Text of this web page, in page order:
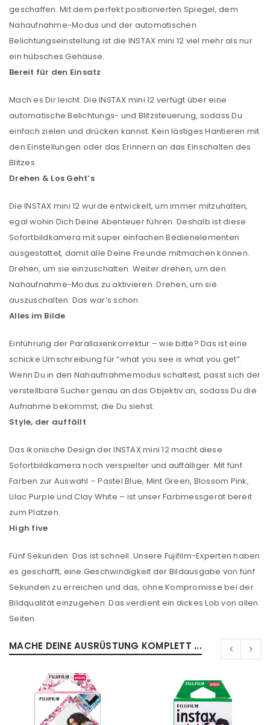
Passwort*
geschaffen. Mit dem perfekt positionierten Spiegel, dem
Nahaufnahme-Modus und der automatischen
Belichtungseinstellung ist die INSTAX mini 12 viel mehr als nur
ein hübsches Gehäuse.
Bereit für den Einsatz
Mach es Dir leicht. Die INSTAX mini 12 verfügt über eine
automatische Belichtungs- und Blitzsteuerung, sodass Du
einfach zielen und drücken kannst. Kein lästiges Hantieren mit
den Einstellungen oder das Erinnern an das Einschalten des
Blitzes.
Drehen & Los Geht’s
Die INSTAX mini 12 wurde entwickelt, um immer mitzuhalten,
egal wohin Dich Deine Abenteuer führen. Deshalb ist diese
Sofortbildkamera mit super einfachen Bedienelementen
ausgestattet, damit alle Deine Freunde mitmachen können.
Drehen, um sie einzuschalten. Weiter drehen, um den
Nahaufnahme-Modus zu aktivieren. Drehen, um sie
auszuschalten. Das war’s schon.
Alles im Bilde
Einführung der Parallaxenkorrektur – wie bitte? Das ist eine
schicke Umschreibung für “what you see is what you get”.
Wenn Du in den Nahaufnahmemodus schaltest, passt sich der
verstellbare Sucher genau an das Objektiv an, sodass Du die
Aufnahme bekommst, die Du siehst.
Style, der auffällt
Das ikonische Design der INSTAX mini 12 macht diese
Sofortbildkamera noch verspielter und auffälliger. Mit fünf
Farben zur Auswahl – Pastel Blue, Mint Green, Blossom Pink,
Lilac Purple und Clay White – ist unser Farbmessgerät bereit
zum Platzen.
High five
Fünf Sekunden. Das ist schnell. Unsere Fujifilm-Experten haben
es geschafft, eine Geschwindigkeit der Bildausgabe von fünf
Sekunden zu erreichen und das, ohne Kompromisse bei der
Bildqualität einzugehen. Das verdient ein dickes Lob von allen
Seiten.
MACHE DEINE AUSRÜSTUNG KOMPLETT ...